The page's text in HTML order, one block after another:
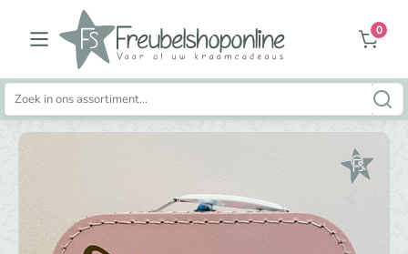
0
Zoeken
naar: